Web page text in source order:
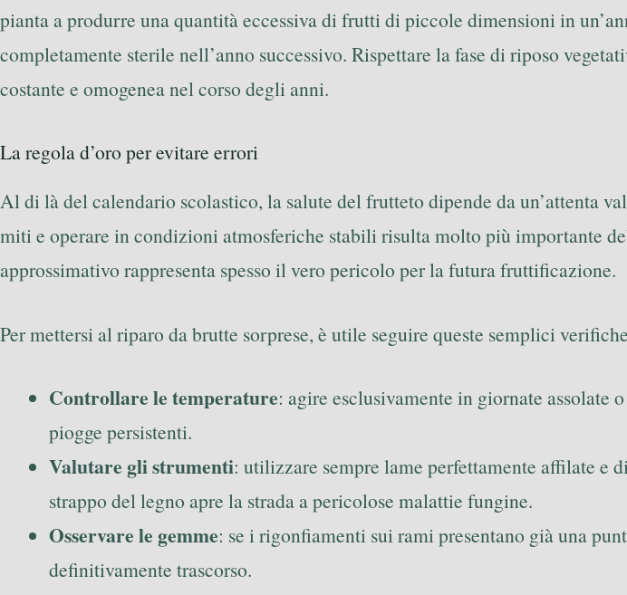
pianta a produrre una quantità eccessiva di frutti di piccole dimensioni in
completamente sterile nell’anno successivo. Rispettare la fase di riposo
costante e omogenea nel corso degli anni.
La regola d’oro per evitare errori
Al di là del calendario scolastico, la salute del frutteto dipende da un’attenta
miti e operare in condizioni atmosferiche stabili risulta molto più importante
approssimativo rappresenta spesso il vero pericolo per la futura fruttificazione.
Per mettersi al riparo da brutte sorprese, è utile seguire queste semplici
Controllare le temperature: agire esclusivamente in giornate assolate
piogge persistenti.
Valutare gli strumenti: utilizzare sempre lame perfettamente affilate e
strappo del legno apre la strada a pericolose malattie fungine.
Osservare le gemme: se i rigonfiamenti sui rami presentano già una
definitivamente trascorso.